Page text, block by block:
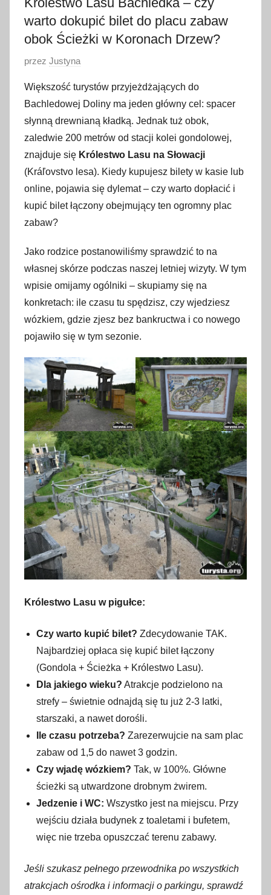
warto dokupić bilet do placu zabaw
obok Ścieżki w Koronach Drzew?
O
u
b
l
i
k
o
w
a
n
1
7
m
a
2
0
6
przez Justyna
Większość turystów przyjeżdżających do
Bachledowej Doliny ma jeden główny cel: spacer
słynną drewnianą kładką. Jednak tuż obok,
zaledwie 200 metrów od stacji kolei gondolowej,
znajduje się Królestwo Lasu na Słowacji
(Kráľovstvo lesa). Kiedy kupujesz bilety w kasie lub
online, pojawia się dylemat – czy warto dopłacić i
kupić bilet łączony obejmujący ten ogromny plac
zabaw?
Jako rodzice postanowiliśmy sprawdzić to na
własnej skórze podczas naszej letniej wizyty. W tym
wpisie omijamy ogólniki – skupiamy się na
konkretach: ile czasu tu spędzisz, czy wjedziesz
wózkiem, gdzie zjesz bez bankructwa i co nowego
pojawiło się w tym sezonie.
Królestwo Lasu w pigułce:
Czy warto kupić bilet? Zdecydowanie TAK.
Najbardziej opłaca się kupić bilet łączony
(Gondola + Ścieżka + Królestwo Lasu).
Dla jakiego wieku? Atrakcje podzielono na
strefy – świetnie odnajdą się tu już 2-3 latki,
starszaki, a nawet dorośli.
Ile czasu potrzeba? Zarezerwujcie na sam plac
zabaw od 1,5 do nawet 3 godzin.
Czy wjadę wózkiem? Tak, w 100%. Główne
ścieżki są utwardzone drobnym żwirem.
Jedzenie i WC: Wszystko jest na miejscu. Przy
wejściu działa budynek z toaletami i bufetem,
więc nie trzeba opuszczać terenu zabawy.
Jeśli szukasz pełnego przewodnika po wszystkich
atrakcjach ośrodka i informacji o parkingu, sprawdź